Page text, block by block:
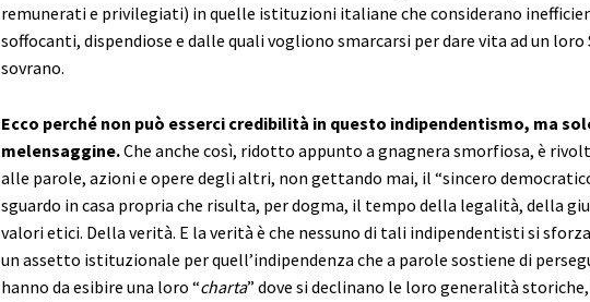
remunerati e privilegiati) in quelle istituzioni italiane che considerano
soffocanti, dispendiose e dalle quali vogliono smarcarsi per dare vita ad un
sovrano.
Ecco perché non può esserci credibilità in questo indipendentismo, ma
melensaggine.Che anche così, ridotto appunto a gnagnera smorfiosa, è
alle parole, azioni e opere degli altri, non gettando mai, il “sincero
sguardo in casa propria che risulta, per dogma, il tempo della legalità, della
valori etici. Della verità. E la verità è che nessuno di tali indipendentisti si
un assetto istituzionale per quell’indipendenza che a parole sostiene di
hanno da esibire una loro “charta” dove si declinano le loro generalità